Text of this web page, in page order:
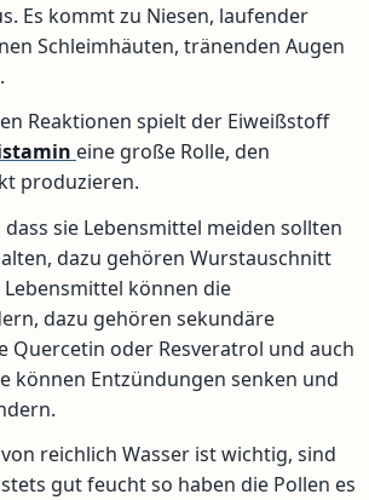
Es kommt zu Niesen, laufender
Schleimhäuten, tränenden Augen
Reaktionen spielt der Eiweißstoff
eine große Rolle, den
produzieren.
sie Lebensmittel meiden sollten
dazu gehören Wurstauschnitt
Lebensmittel können die
dazu gehören sekundäre
Quercetin oder Resveratrol und auch
können Entzündungen senken und
reichlich Wasser ist wichtig, sind
gut feucht so haben die Pollen es